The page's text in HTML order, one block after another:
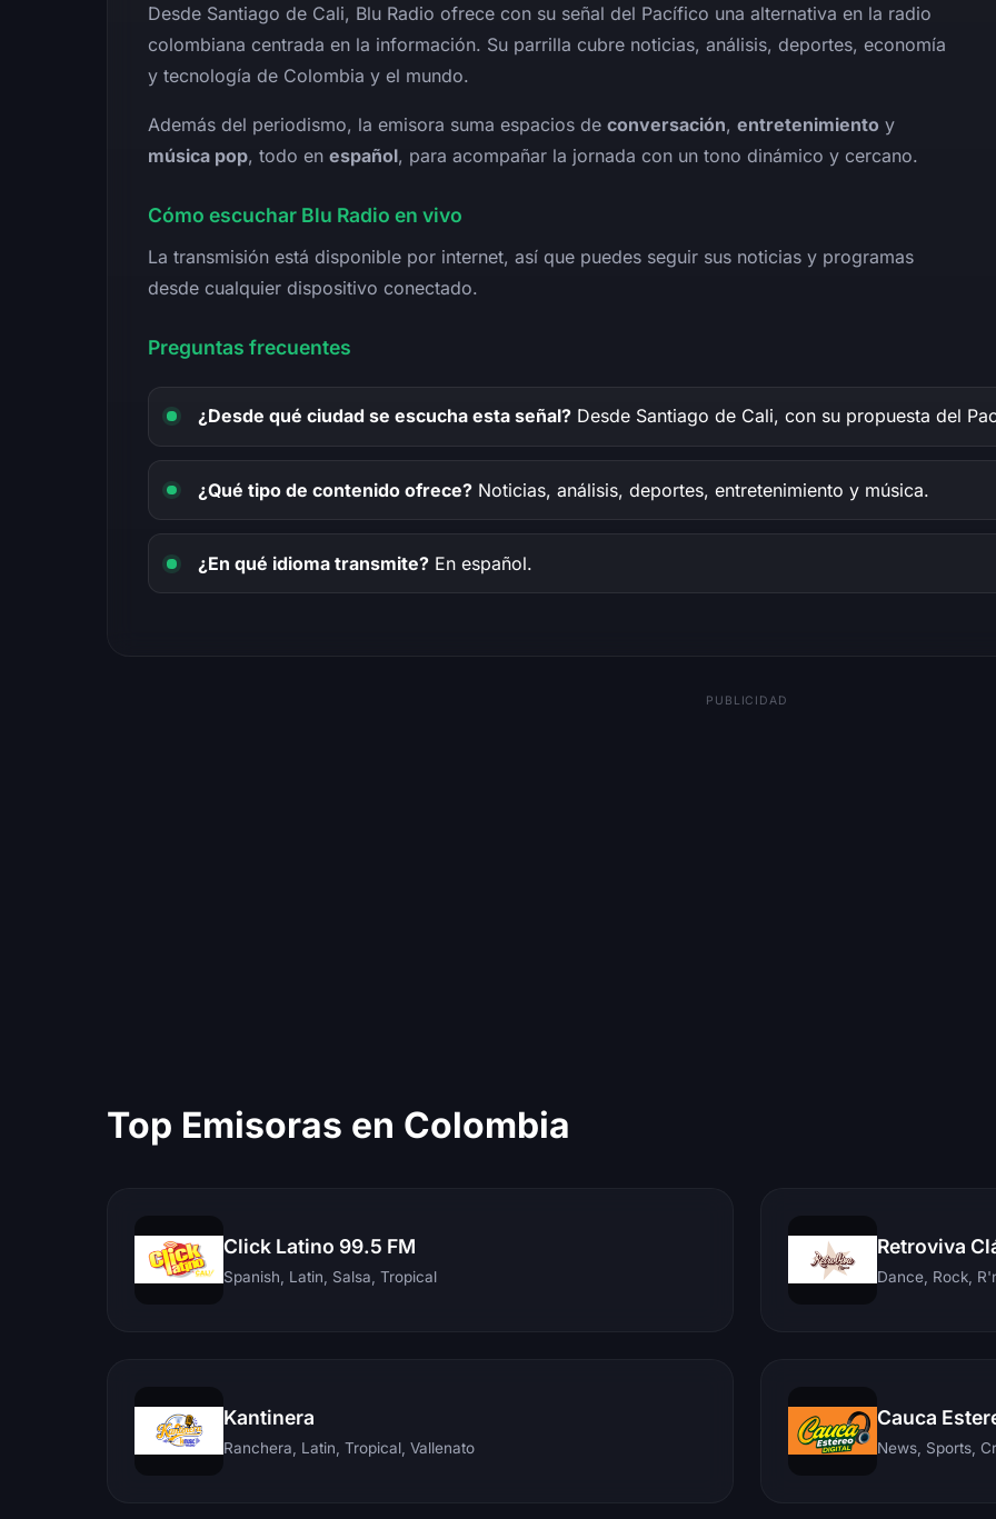
Desde Santiago de Cali, Blu Radio ofrece con su señal del Pacífico una alternativa en la radio
colombiana centrada en la información. Su parrilla cubre noticias, análisis, deportes, economía
y tecnología de Colombia y el mundo.
Además del periodismo, la emisora suma espacios de conversación, entretenimiento y
música pop, todo en español, para acompañar la jornada con un tono dinámico y cercano.
Cómo escuchar Blu Radio en vivo
La transmisión está disponible por internet, así que puedes seguir sus noticias y programas
desde cualquier dispositivo conectado.
Preguntas frecuentes
¿Desde qué ciudad se escucha esta señal? Desde Santiago de Cali, con su propuesta del
¿Qué tipo de contenido ofrece? Noticias, análisis, deportes, entretenimiento y música.
¿En qué idioma transmite? En español.
PUBLICIDAD
Top Emisoras en Colombia
Click Latino 99.5 FM
Spanish, Latin, Salsa, Tropical
Retroviva
Dance, Rock,
Kantinera
Ranchera, Latin, Tropical, Vallenato
Cauca
News, Sports,